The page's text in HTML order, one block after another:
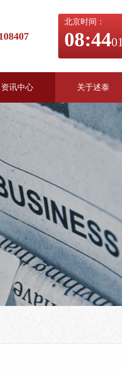
北京时间：
08:4401
资讯中心 关于述泰